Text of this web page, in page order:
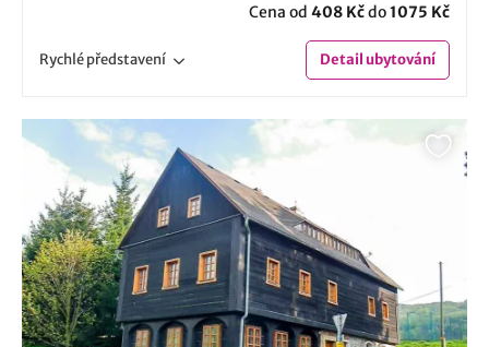
Cena od 408 Kčdo1075 Kč
Rychlépředstavení Detailubytování